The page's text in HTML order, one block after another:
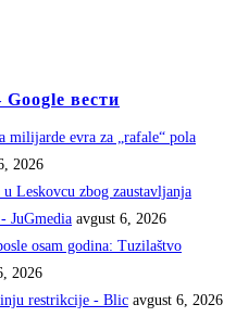
Google вести
milijarde evra za „rafale“ pola
2026
Leskovcu zbog zaustavljanja
JuGmedia avgust 6, 2026
osam godina: Tuzilaštvo
2026
restrikcije - Blic avgust 6, 2026